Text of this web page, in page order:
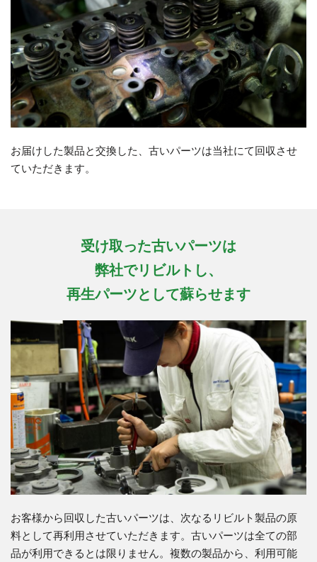
お届けした製品と交換した、古いパーツは当社にて回収させ
ていただきます。
受け取った古いパーツは
弊社でリビルトし、
再生パーツとして蘇らせます
お客様から回収した古いパーツは、次なるリビルト製品の原
料として再利用させていただきます。古いパーツは全ての部
品が利用できるとは限りません。複数の製品から、利用可能